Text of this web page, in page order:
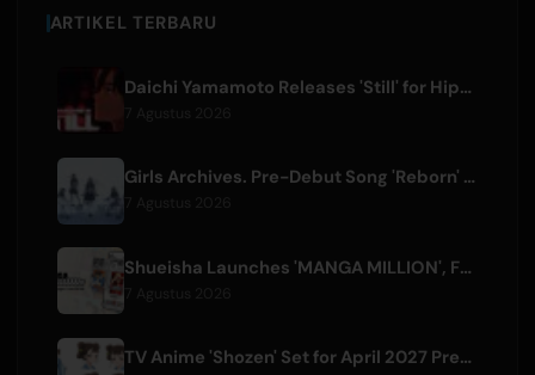
ARTIKEL TERBARU
Daichi Yamamoto Releases 'Still' for Hip-Hop Anime 'Shadow Beat'
Girls Archives. Pre-Debut Song 'Reborn' is Theme for Netflix Film
Shueisha Launches 'MANGA MILLION', Free Global Library of 400 Manga Titles
TV Anime 'Shozen' Set for April 2027 Premiere on Fuji TV